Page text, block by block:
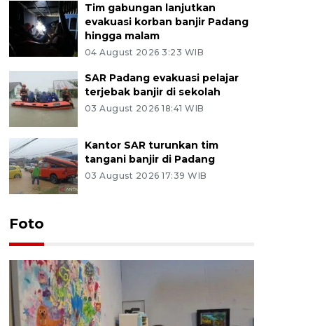
Tim gabungan lanjutkan
evakuasi korban banjir Padang
hingga malam
04 August 2026 3:23 WIB
SAR Padang evakuasi pelajar
terjebak banjir di sekolah
03 August 2026 18:41 WIB
Kantor SAR turunkan tim
tangani banjir di Padang
03 August 2026 17:39 WIB
Foto